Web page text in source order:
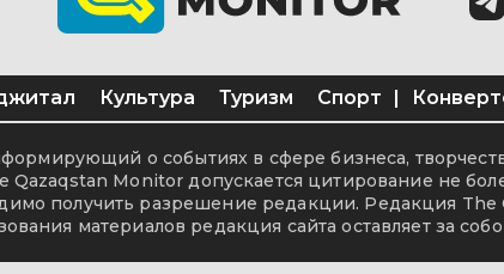
Культура Туризм Спорт |
о событиях в сфере бизнеса,
Qazaqstan Monitor допускается цитирование не
получить разрешение редакции. Редакция
материалов редакция сайта оставляет за